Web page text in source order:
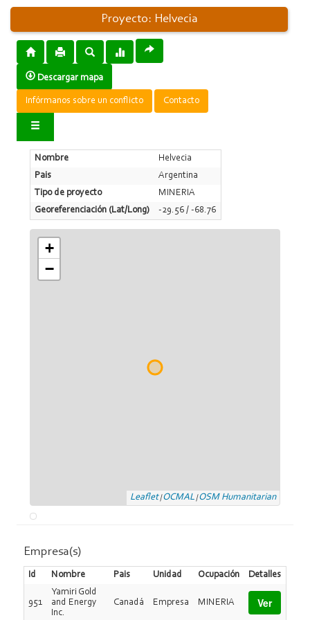
Proyecto: Helvecia
Descargar mapa
Infórmanos sobre un conflicto Contacto
Nombre
Helvecia
Pais
Argentina
Tipo de proyecto
MINERIA
Georeferenciación (Lat/Long)
-29.56 / -68.76
+
−
Leaflet|OCMAL|OSM Humanitarian
Empresa(s)
Id Nombre Pais Unidad Ocupación Detalles
951
Yamiri Gold
and Energy
Inc.
Canadá Empresa MINERIA Ver